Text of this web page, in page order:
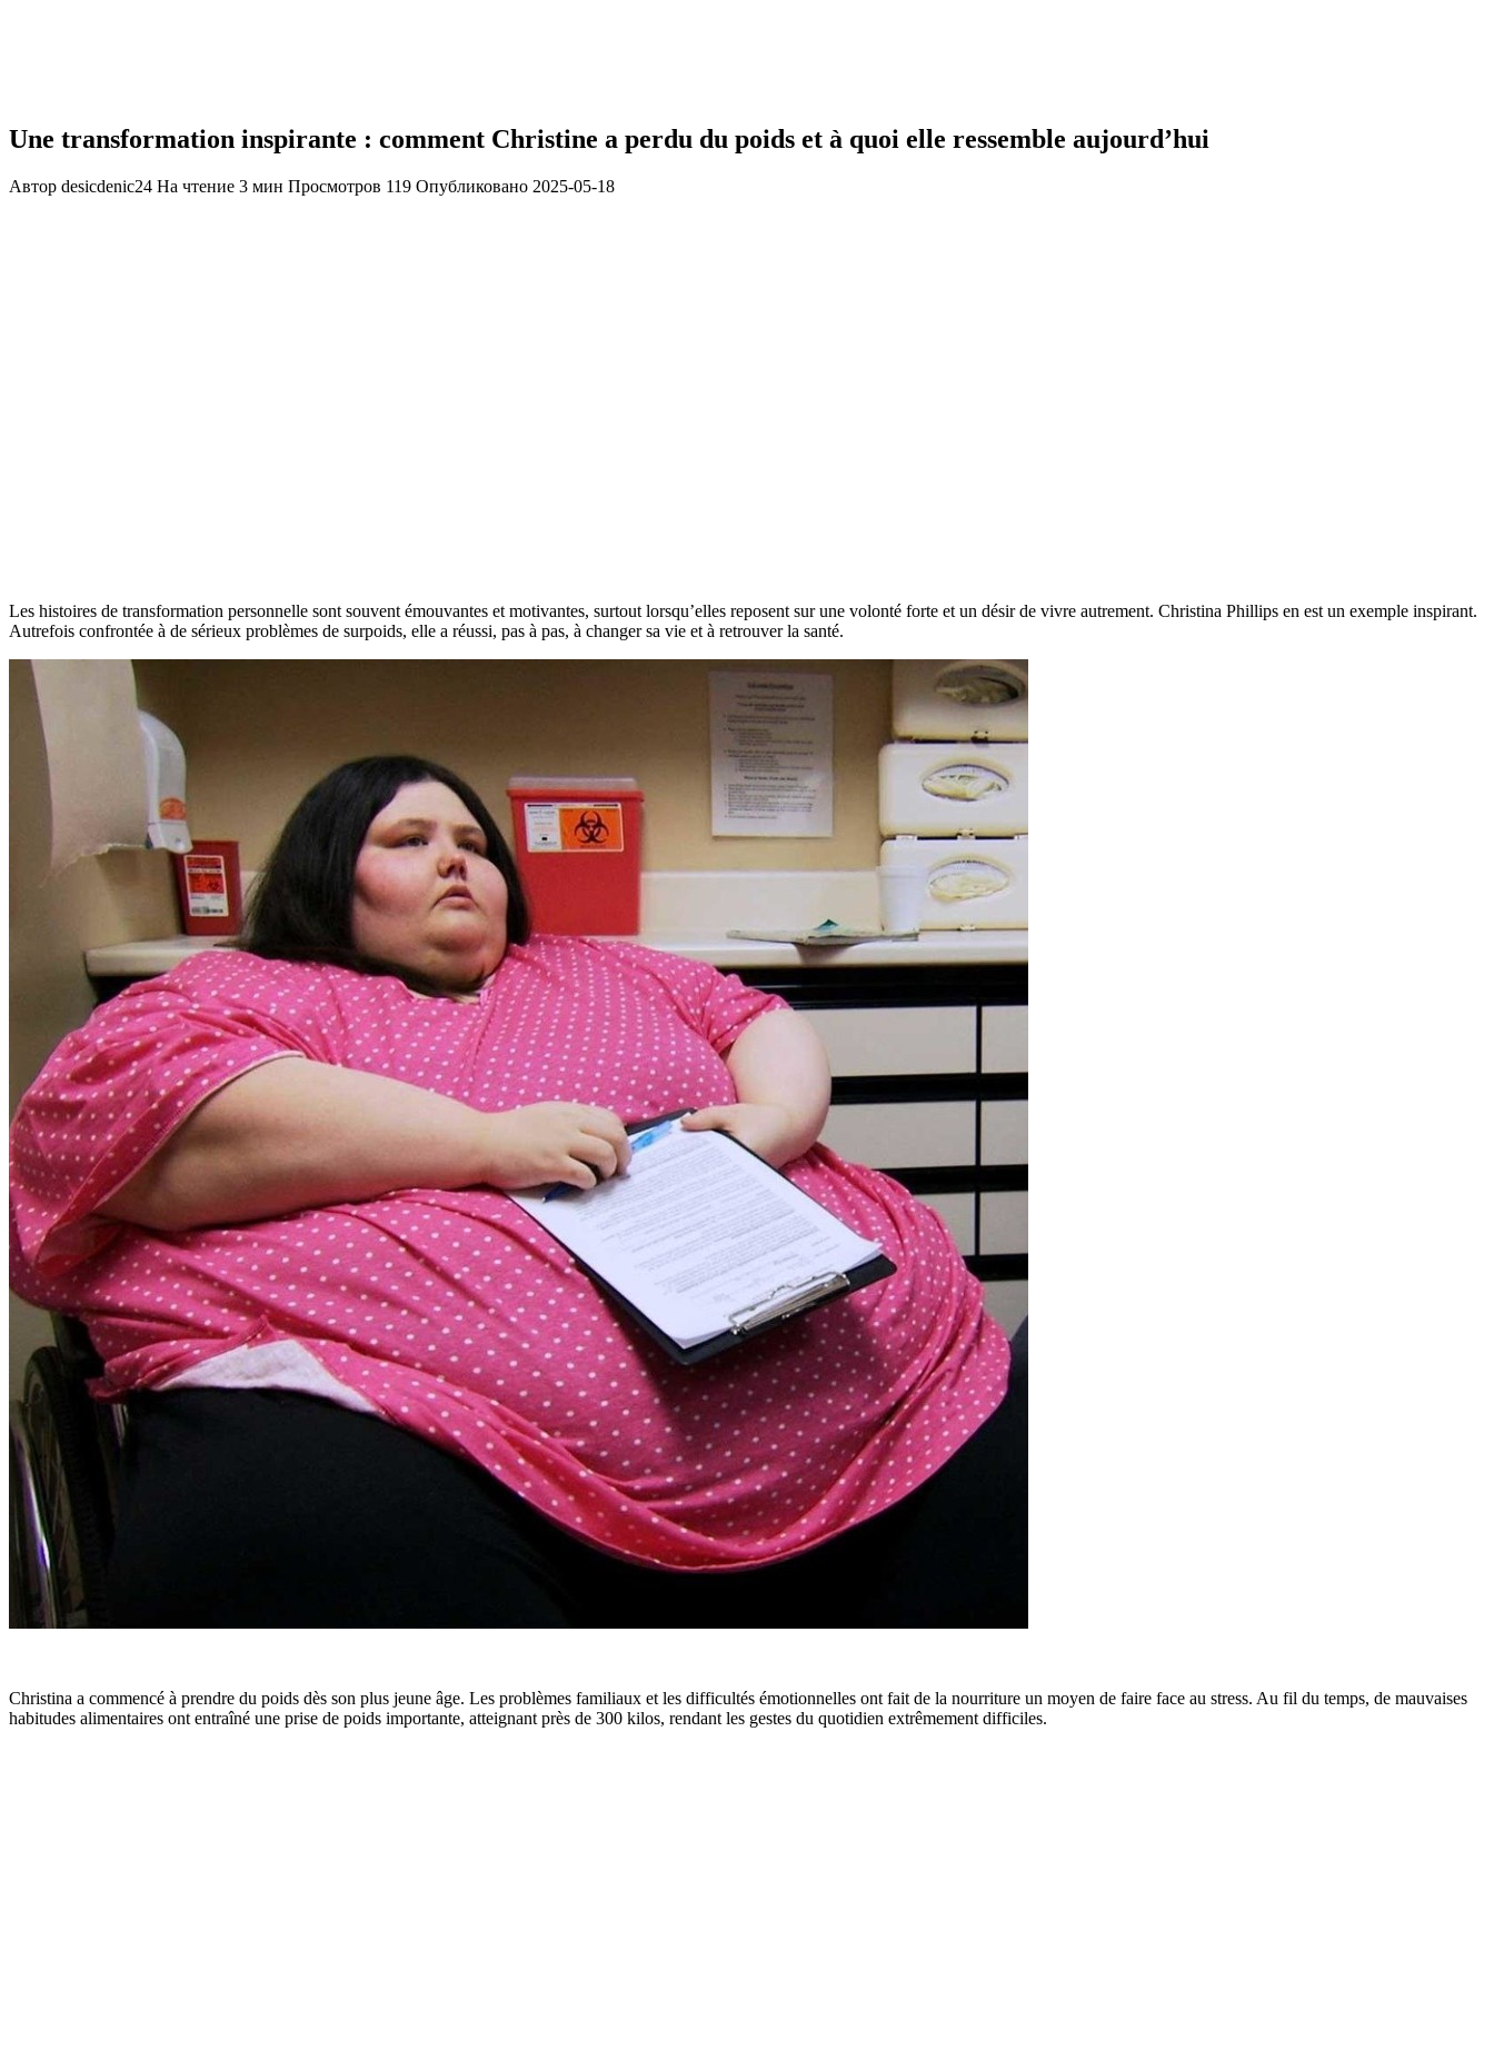
Une transformation inspirante : comment Christine a perdu du poids et à quoi elle ressemble aujourd’hui
Автор desicdenic24 На чтение 3 мин Просмотров 119 Опубликовано 2025-05-18
Les histoires de transformation personnelle sont souvent émouvantes et motivantes, surtout lorsqu’elles reposent sur une volonté forte et un désir de vivre autrement. Christina Phillips en est un exemple inspirant.
Autrefois confrontée à de sérieux problèmes de surpoids, elle a réussi, pas à pas, à changer sa vie et à retrouver la santé.
Christina a commencé à prendre du poids dès son plus jeune âge. Les problèmes familiaux et les difficultés émotionnelles ont fait de la nourriture un moyen de faire face au stress. Au fil du temps, de mauvaises
habitudes alimentaires ont entraîné une prise de poids importante, atteignant près de 300 kilos, rendant les gestes du quotidien extrêmement difficiles.